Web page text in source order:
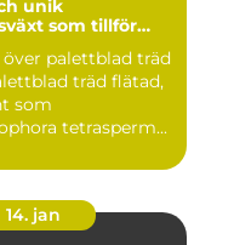
unik
som tillför
palettblad träd
som
tetrasperm...
14. jan